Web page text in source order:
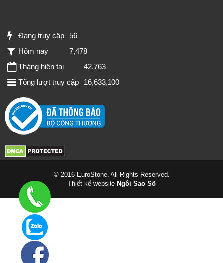
Đang truy cập 56
Hôm nay
7,478
Tháng hiện tại
42,763
Tổng lượt truy cập
16,633,100
© 2016 EuroStone. All Rights Reserved.
Thiết kế website Ngôi Sao Số